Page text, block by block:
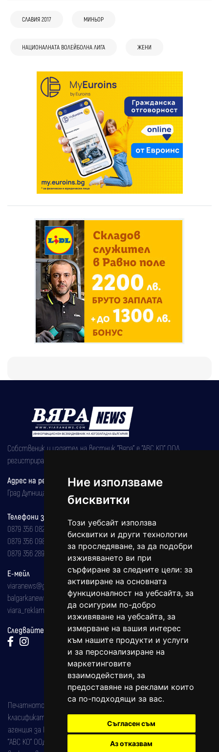
Ние използваме
бисквитки
Този уебсайт използва
бисквитки и други технологии
за проследяване, за да подобри
изживяването ви при
сърфиране за следните цели: за
активиране на основната
функционалност на уебсайта, за
да осигурим по-добро
изживяване на уебсайта, за
измерване на вашия интерес
към нашите продукти и услуги
и за персонализиране на
маркетинговите
взаимодействия, за
предоставяне на реклами които
са по-подходящи за вас.
Съгласен съм
Аз отказвам
СЛАВИЯ 2017 МИНЬОР
НАЦИОНАЛНАТА ВОЛЕЙБОЛНА ЛИГА ЖЕНИ
Собственик и издател на вестник "Вяра" е "АВС КО" ООД,
регистрирана на 08.05.2002 година.
Адрес на редакцията
Град Дупница, ул.''Христо Ботев" 43
Телефони за реклама и абонаменти
0879 356 082
0879 356 098
0879 356 289
Е-мейл
viaranews@gmail.com
balgarkanews@gmail.com
viara_reklama@mail.bg
Следвайте ни:
Печатното издание на вестника е регистрирано в националния
класификатор на печатните издания (Българска национална
агенция за ISSN) под номер: ISSN 1312-4722.
"АВС КО" ООД е притежател на марката: Вяра информационен